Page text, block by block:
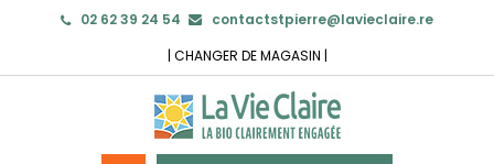
02 62 39 24 54
contactstpierre@lavieclaire.re
| CHANGER DE MAGASIN |